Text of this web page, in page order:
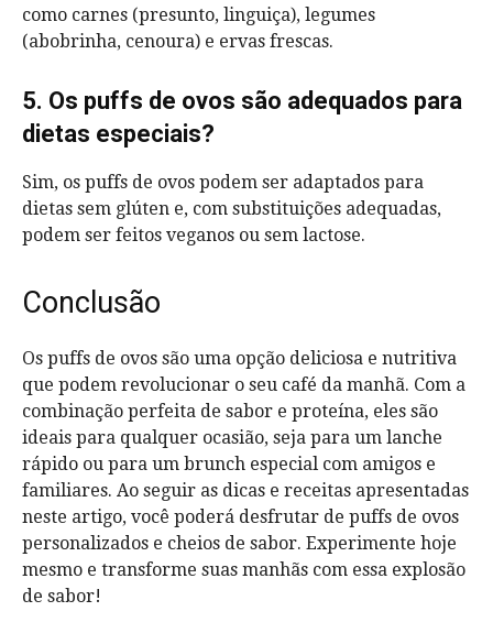
como carnes (presunto, linguiça), legumes
(abobrinha, cenoura) e ervas frescas.
5. Os puffs de ovos são adequados para
dietas especiais?
Sim, os puffs de ovos podem ser adaptados para
dietas sem glúten e, com substituições adequadas,
podem ser feitos veganos ou sem lactose.
Conclusão
Os puffs de ovos são uma opção deliciosa e nutritiva
que podem revolucionar o seu café da manhã. Com a
combinação perfeita de sabor e proteína, eles são
ideais para qualquer ocasião, seja para um lanche
rápido ou para um brunch especial com amigos e
familiares. Ao seguir as dicas e receitas apresentadas
neste artigo, você poderá desfrutar de puffs de ovos
personalizados e cheios de sabor. Experimente hoje
mesmo e transforme suas manhãs com essa explosão
de sabor!